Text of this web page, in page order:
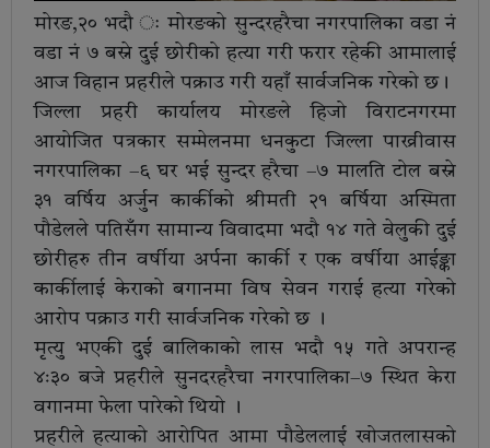
मोरङ,२० भदौ ः मोरङको सुन्दरहरैचा नगरपालिका वडा नं
वडा नं ७ बस्ने दुई छोरीको हत्या गरी फरार रहेकी आमालाई
आज विहान प्रहरीले पक्राउ गरी यहाँ सार्वजनिक गरेको छ।
जिल्ला प्रहरी कार्यालय मोरङले हिजो विराटनगरमा
आयोजित पत्रकार सम्मेलनमा धनकुटा जिल्ला पाख्रीवास
नगरपालिका –६ घर भई सुन्दर हरैचा –७ मालति टोल बस्ने
३१ वर्षिय अर्जुन कार्कीको श्रीमती २१ बर्षिया अस्मिता
पौडेलले पतिसँग सामान्य विवादमा भदौ १४ गते वेलुकी दुई
छोरीहरु तीन वर्षीया अर्पना कार्की र एक वर्षीया आईङ्का
कार्कीलाई केराको बगानमा विष सेवन गराई हत्या गरेको
आरोप पक्राउ गरी सार्वजनिक गरेको छ ।
मृत्यु भएकी दुई बालिकाको लास भदौ १५ गते अपरान्ह
४ः३० बजे प्रहरीले सुनदरहरैचा नगरपालिका–७ स्थित केरा
वगानमा फेला पारेको थियो ।
प्रहरीले हत्याको आरोपित आमा पौडेललाई खोजतलासको